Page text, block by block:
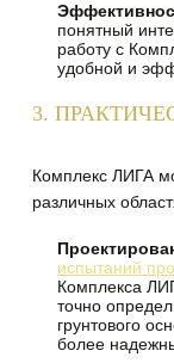
понятный
работу с
удобной и
3.
Комплекс ЛИГА
различных
испытаний
Комплекса
точно
грунтового
более